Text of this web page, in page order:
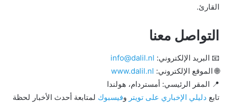
القارئ.
التواصل معنا
📧 البريد الإلكتروني: info@dalil.nl
🌐 الموقع الإلكتروني: www.dalil.nl
📍 المقر الرئيسي: أمستردام، هولندا
تابع دليلي الإخباري على تويتر وفيسبوك لمتابعة أحدث الأخبار لحظة